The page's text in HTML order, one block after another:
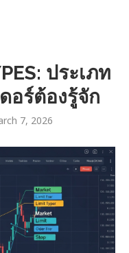
ประเภท
อร์ต้องรู้จัก
7, 2026